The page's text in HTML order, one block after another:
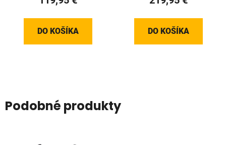
DO KOŠÍKA DO KOŠÍKA
Podobné produkty